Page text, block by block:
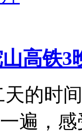
高铁3
天的时
遍，